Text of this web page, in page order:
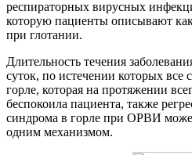
респираторных вирусных
которую пациенты описывают
при глотании.
Длительность течения
суток, по истечении которых
горле, которая на протяжении
беспокоила пациента, также
синдрома в горле при ОРВИ
одним механизмом.